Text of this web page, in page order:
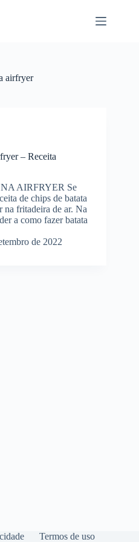
airfryer
– Receita
AIRFRYER Se
de chips de batata
na fritadeira de ar. Na
a como fazer batata
de 2022
Termos de uso